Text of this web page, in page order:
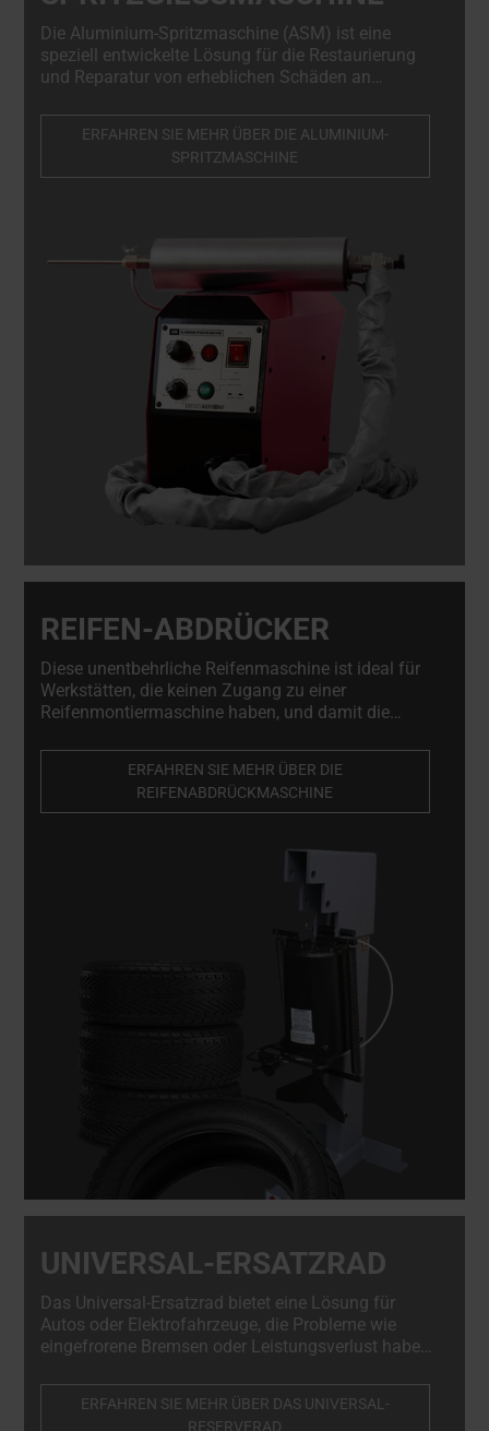
Die Aluminium-Spritzmaschine (ASM) ist eine
speziell entwickelte Lösung für die Restaurierung
und Reparatur von erheblichen Schäden an
sicher und in voller Übereinstimmung mit den OEM-
Normen.ERFAHREN SIE MEHR ÜBER DIE ALUMINIUM-
SPRITZMASCHINE
REIFEN-ABDRÜCKER
Diese unentbehrliche Reifenmaschine ist ideal für
Werkstätten, die keinen Zugang zu einer
Reifenmontiermaschine haben, und damit die
Service anbieten. Professionelle, hochwertige
Reifenabdrückmaschine. Ein Muss für
Leichtmetallrad-Reparaturbetriebe und
ERFAHREN SIE MEHR ÜBER DIE
REIFENABDRÜCKMASCHINE
UNIVERSAL-ERSATZRAD
Das Universal-Ersatzrad bietet eine Lösung für
Autos oder Elektrofahrzeuge, die Probleme wie
eingefrorene Bremsen oder Leistungsverlust haben.
Nabe des Fahrzeugs befestigen, so dass das
behinderte Auto mühelos in die Werkstatt oder auf
ERFAHREN SIE MEHR ÜBER DAS UNIVERSAL-
RESERVERAD